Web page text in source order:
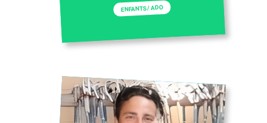
ENFANTS / ADO